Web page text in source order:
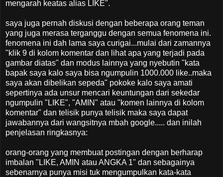
mengarah keatas alias LIKE".
saya juga pernah diskusi dengan beberapa orang teman
yang juga merasa terganggu dengan semua fenomena ini.
fenomena ini dah lama saya curigai...mulai dari zamannya
"klik 9 di kolom komentar dan lihat apa yang terjadi pada
gambar diatas" dan modus lainnya yang nyebutin "kata
bapak saya kalo saya bisa ngumpulin 1000.000 like..maka
saya akan dibelikan sepeda" pokoke kalo saya amati
sepertinya ada unsur mencari keuntungan dari sekedar
ngumpulin "LIKE", "AMIN" atau "komen lainnya di kolom
komentar" dan telisik punya telisik maka saya dapat
jawabannya dari wangsitnya mbah google..... dan inilah
penjelasan ringkasnya:
orang-orang yang membuat postingan dengan berharap
imbalan "LIKE, AMIN atau ANGKA 1" dan sebagainya
sebenarnya punya misi tuk mengumpulkan kata-kata